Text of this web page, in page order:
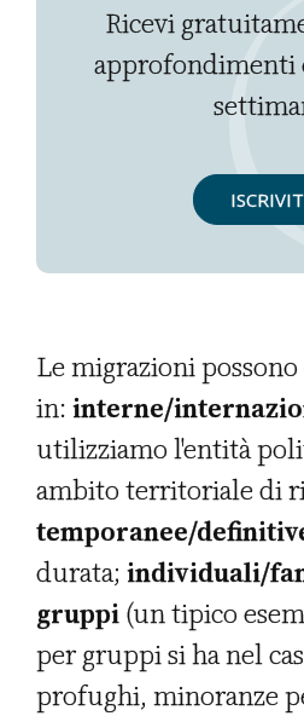
Ricevi
approfondimenti
Le migrazioni
in: interne/
utilizziamo l'entità
ambito territoriale di
temporanee/
durata; individuali/
gruppi (un tipico
per gruppi si ha nel
profughi, minoranze